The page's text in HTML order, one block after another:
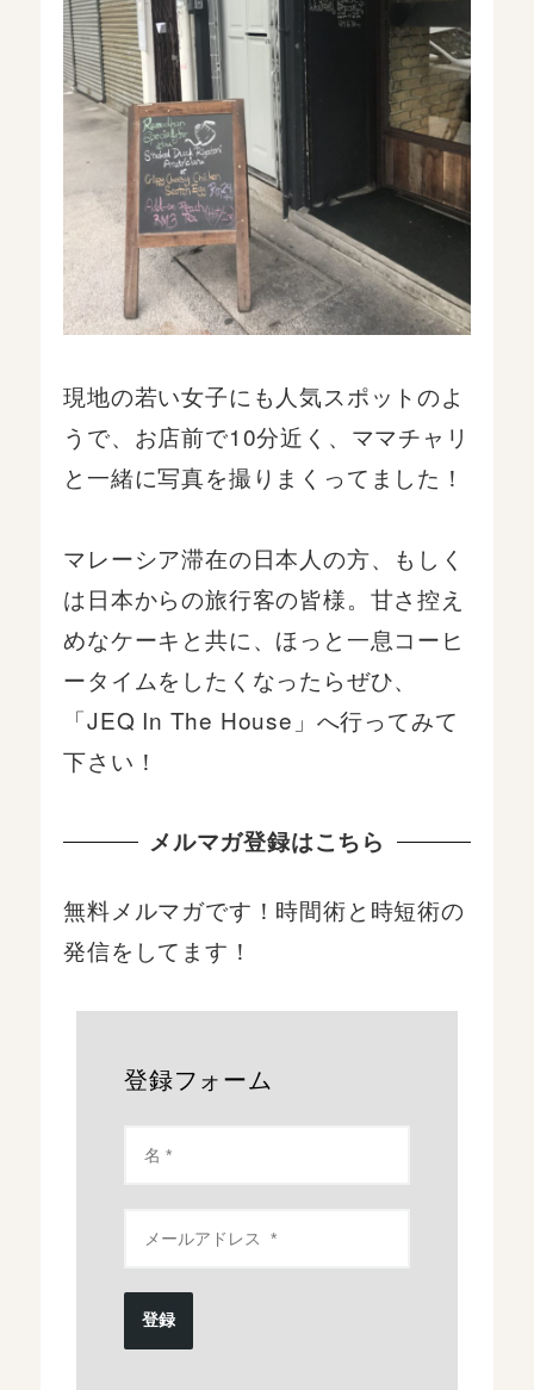
現地の若い女子にも人気スポットのよ
うで、お店前で10分近く、ママチャリ
と一緒に写真を撮りまくってました！
マレーシア滞在の日本人の方、もしく
は日本からの旅行客の皆様。甘さ控え
めなケーキと共に、ほっと一息コーヒ
ータイムをしたくなったらぜひ、
「JEQ In The House」へ行ってみて
下さい！
メルマガ登録はこちら
無料メルマガです！時間術と時短術の
発信をしてます！
登録フォーム
登録